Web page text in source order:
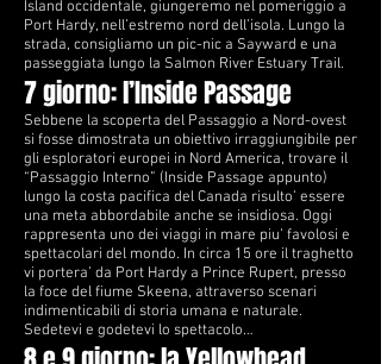
Island occidentale, giungeremo nel pomeriggio a
Port Hardy, nell’estremo nord dell’isola. Lungo la
strada, consigliamo un pic-nic a Sayward e una
passeggiata lungo la Salmon River Estuary Trail.
7 giorno: l’Inside Passage
Sebbene la scoperta del Passaggio a Nord-ovest
si fosse dimostrata un obiettivo irraggiungibile per
gli esploratori europei in Nord America, trovare il
“Passaggio Interno” (Inside Passage appunto)
lungo la costa pacifica del Canada risulto’ essere
una meta abbordabile anche se insidiosa. Oggi
rappresenta uno dei viaggi in mare piu’ favolosi e
spettacolari del mondo. In circa 15 ore il traghetto
vi portera’ da Port Hardy a Prince Rupert, presso
la foce del fiume Skeena, attraverso scenari
indimenticabili di storia umana e naturale.
Sedetevi e godetevi lo spettacolo…